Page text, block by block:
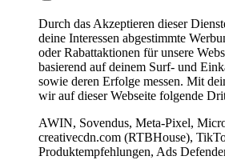
Durch das Akzeptieren dieser
deine Interessen abgestimmte
oder Rabattaktionen für unsere
basierend auf deinem Surf- und
sowie deren Erfolge messen. Mit
wir auf dieser Webseite folgende
AWIN, Sovendus, Meta-Pixel,
creativecdn.com (RTBHouse),
Produktempfehlungen, Ads